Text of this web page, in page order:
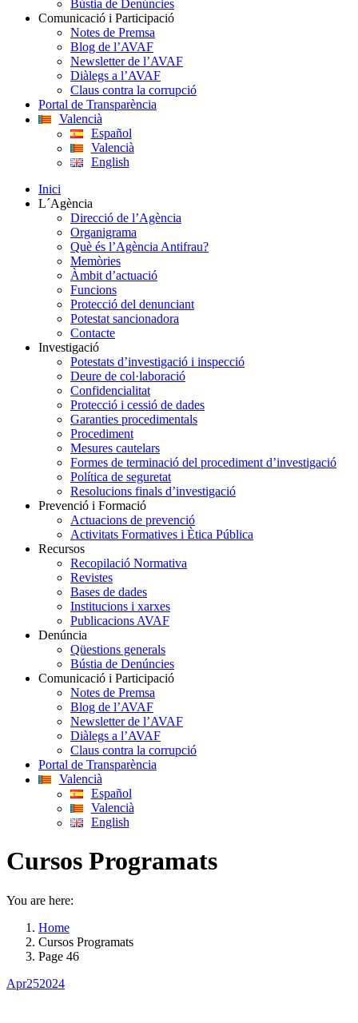
Bústia de Denúncies
Comunicació i Participació
Notes de Premsa
Blog de l’AVAF
Newsletter de l’AVAF
Diàlegs a l’AVAF
Claus contra la corrupció
Portal de Transparència
Valencià
Español
Valencià
English
Inici
L´Agència
Direcció de l’Agència
Organigrama
Què és l’Agència Antifrau?
Memòries
Àmbit d’actuació
Funcions
Protecció del denunciant
Potestat sancionadora
Contacte
Investigació
Potestats d’investigació i inspecció
Deure de col·laboració
Confidencialitat
Protecció i cessió de dades
Garanties procedimentals
Procediment
Mesures cautelars
Formes de terminació del procediment d’investigació
Política de seguretat
Resolucions finals d’investigació
Prevenció i Formació
Actuacions de prevenció
Activitats Formatives i Ètica Pública
Recursos
Recopilació Normativa
Revistes
Bases de dades
Institucions i xarxes
Publicacions AVAF
Denúncia
Qüestions generals
Bústia de Denúncies
Comunicació i Participació
Notes de Premsa
Blog de l’AVAF
Newsletter de l’AVAF
Diàlegs a l’AVAF
Claus contra la corrupció
Portal de Transparència
Valencià
Español
Valencià
English
Cursos Programats
You are here:
Home
Cursos Programats
Page 46
Apr252024